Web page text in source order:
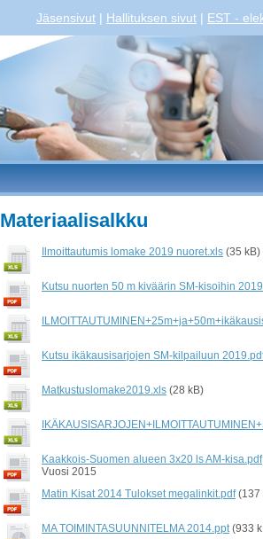
Jäsensivut | Hallituksen sivut | EST -
Materiaalisalkku
Ilmoittautumis lomake 2019 nuoret.xls (35 kB)
Kutsu nuorten 50 m kiväärin SM-kisoihin
Kutsu ikäkausisarjojen SM-kilpailuun
Matkustuslomake2019.xls (28 kB)
Kaakkois-Suomen alueen 3x20 ls AM-kisa.pdf
Vuosi 2015
Matin Kisat 2014 Tulokset megalinkit.pdf (137
MA TOIMINTASUUNNITELMA 2014.ppt (933